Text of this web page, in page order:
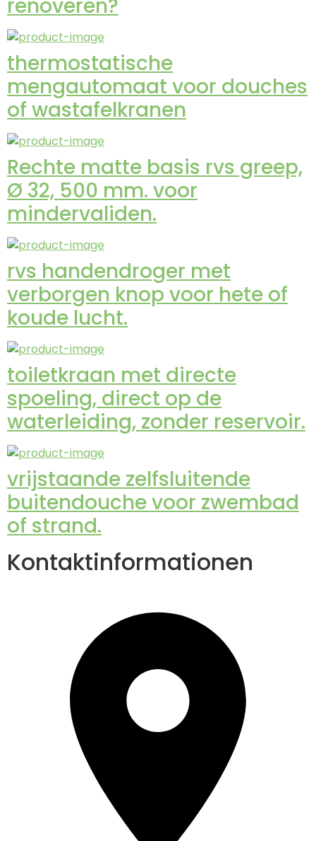
renoveren?
thermostatische
mengautomaat voor douches
of wastafelkranen
Rechte matte basis rvs greep,
Ø 32, 500 mm. voor
mindervaliden.
rvs handendroger met
verborgen knop voor hete of
koude lucht.
toiletkraan met directe
spoeling, direct op de
waterleiding, zonder reservoir.
vrijstaande zelfsluitende
buitendouche voor zwembad
of strand.
Kontaktinformationen